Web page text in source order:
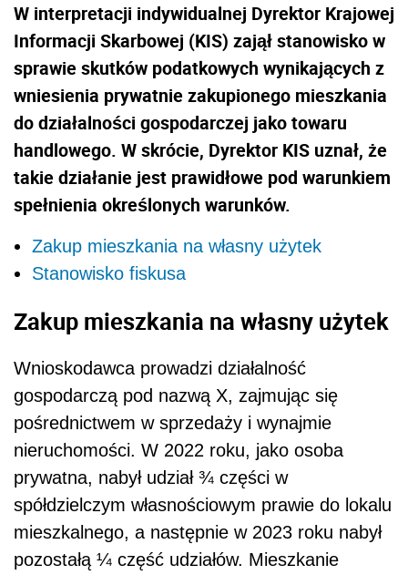
W interpretacji indywidualnej Dyrektor Krajowej
Informacji Skarbowej (KIS) zajął stanowisko w
sprawie skutków podatkowych wynikających z
wniesienia prywatnie zakupionego mieszkania
do działalności gospodarczej jako towaru
handlowego. W skrócie, Dyrektor KIS uznał, że
takie działanie jest prawidłowe pod warunkiem
spełnienia określonych warunków.
Zakup mieszkania na własny użytek
Stanowisko fiskusa
Zakup mieszkania na własny użytek
Wnioskodawca prowadzi działalność
gospodarczą pod nazwą X, zajmując się
pośrednictwem w sprzedaży i wynajmie
nieruchomości. W 2022 roku, jako osoba
prywatna, nabył udział ¾ części w
spółdzielczym własnościowym prawie do lokalu
mieszkalnego, a następnie w 2023 roku nabył
pozostałą ¼ część udziałów. Mieszkanie